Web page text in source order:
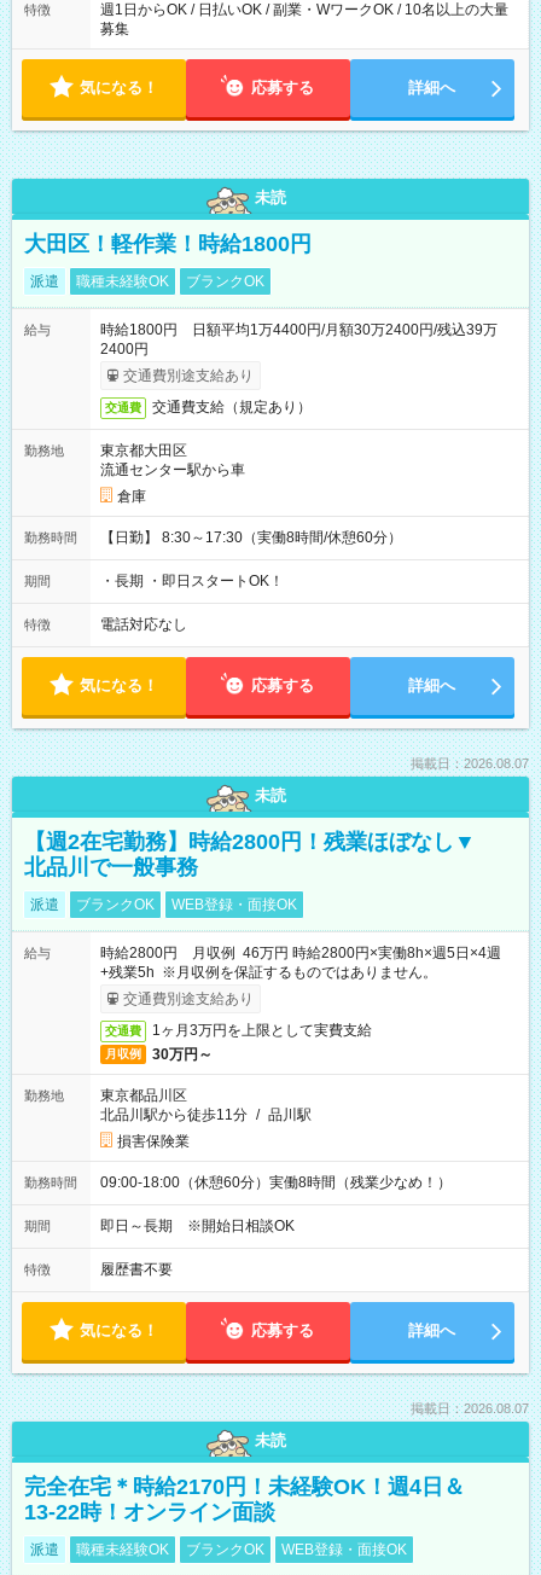
特徴
週1日からOK / 日払いOK / 副業・WワークOK / 10名以上の大量
募集
気になる！ 応募する 詳細へ
未読
大田区！軽作業！時給1800円
派遣 職種未経験OK ブランクOK
給与
時給1800円 日額平均1万4400円/月額30万2400円/残込39万
2400円
交通費別途支給あり
交通費 交通費支給（規定あり）
勤務地
東京都大田区
流通センター駅から車
倉庫
勤務時間 【日勤】 8:30～17:30（実働8時間/休憩60分）
期間 ・長期 ・即日スタートOK！
特徴 電話対応なし
気になる！ 応募する 詳細へ
掲載日：2026.08.07
未読
【週2在宅勤務】時給2800円！残業ほぼなし▼
北品川で一般事務
派遣 ブランクOK WEB登録・面接OK
給与
時給2800円 月収例 46万円 時給2800円×実働8h×週5日×4週
+残業5h ※月収例を保証するものではありません。
交通費別途支給あり
交通費 1ヶ月3万円を上限として実費支給
月収例 30万円～
勤務地
東京都品川区
北品川駅から徒歩11分 / 品川駅
損害保険業
勤務時間 09:00-18:00（休憩60分）実働8時間（残業少なめ！）
期間 即日～長期 ※開始日相談OK
特徴 履歴書不要
気になる！ 応募する 詳細へ
掲載日：2026.08.07
未読
完全在宅＊時給2170円！未経験OK！週4日＆
13-22時！オンライン面談
派遣 職種未経験OK ブランクOK WEB登録・面接OK